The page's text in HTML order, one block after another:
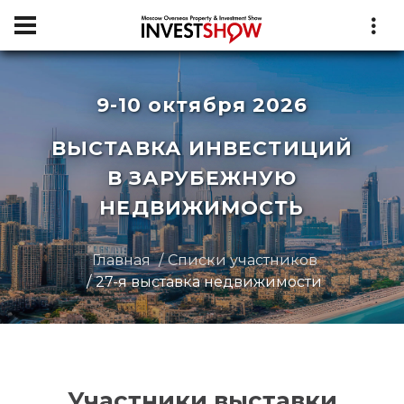
9-10 октября 2026
ВЫСТАВКА ИНВЕСТИЦИЙ
В ЗАРУБЕЖНУЮ
НЕДВИЖИМОСТЬ
Главная
Списки участников
27-я выставка недвижимости